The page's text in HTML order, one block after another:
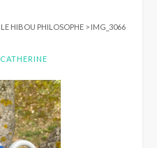
LE HIBOU PHILOSOPHE > IMG_3066
CATHERINE